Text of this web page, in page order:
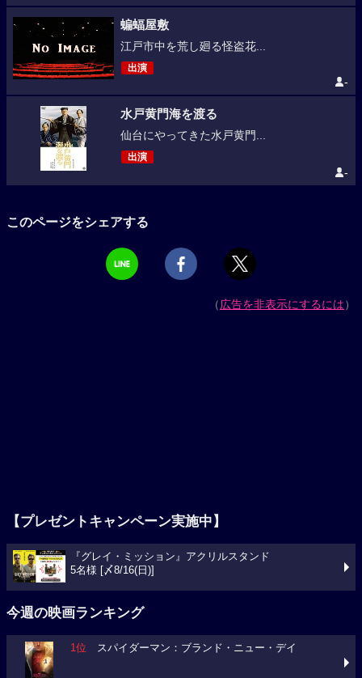
蝙蝠屋敷
江戸市中を荒し廻る怪盗花...
出演
-
水戸黄門海を渡る
仙台にやってきた水戸黄門...
出演
-
このページをシェアする
（広告を非表示にするには）
【プレゼントキャンペーン実施中】
『グレイ・ミッション』アクリルスタンド
5名様 [〆8/16(日)]
今週の映画ランキング
1位 スパイダーマン：ブランド・ニュー・デイ